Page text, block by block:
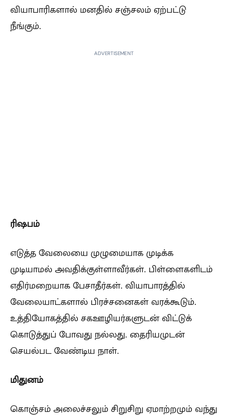
வியாபாரிகளால் மனதில் சஞ்சலம் ஏற்பட்டு
நீங்கும்.
ADVERTISEMENT
ரிஷபம்
எடுத்த வேலையை முழுமையாக முடிக்க
முடியாமல் அவதிக்குள்ளாவீர்கள். பிள்ளைகளிடம்
எதிர்மறையாக பேசாதீர்கள். வியாபாரத்தில்
வேலையாட்களால் பிரச்சனைகள் வரக்கூடும்.
உத்தியோகத்தில் சகஊழியர்களுடன் விட்டுக்
கொடுத்துப் போவது நல்லது. தைரியமுடன்
செயல்பட வேண்டிய நாள்.
மிதுனம்
கொஞ்சம் அலைச்சலும் சிறுசிறு ஏமாற்றமும் வந்து